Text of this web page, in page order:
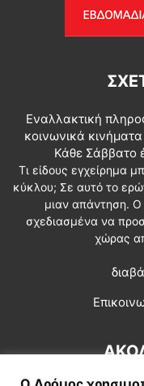
Εναλλακτική
κοινωνικά
Κάθε Σάββατο
Τι είδους εγχείρημα
κύκλου; Σε αυτό το
μιαν απάντηση. Ο
σχεδιασμένα να
χώρας